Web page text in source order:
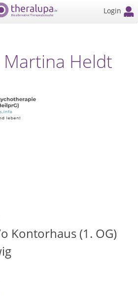
Login
Heldt
Kontorhaus (1. OG)